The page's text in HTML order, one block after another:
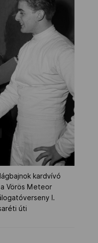
kardvívó
Vörös Meteor
I.
úti